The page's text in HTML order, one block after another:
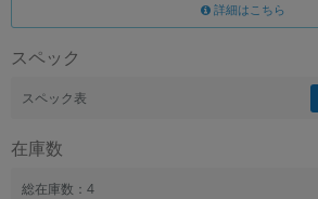
詳細はこちら
スペック
スペック表
在庫数
総在庫数：4